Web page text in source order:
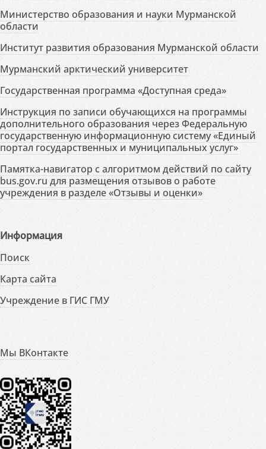
Министерство образования и науки Мурманской
области
Институт развития образования Мурманской области
Мурманский арктический университет
Государственная программа «Доступная среда»
Инструкция по записи обучающихся на программы
дополнительного образования через Федеральную
государственную информационную систему «Единый
портал государственных и муниципальных услуг»
Памятка-навигатор с алгоритмом действий по сайту
bus.gov.ru для размещения отзывов о работе
учреждения в разделе «Отзывы и оценки»
Информация
Поиск
Карта сайта
Учреждение в ГИС ГМУ
Мы ВКонтакте